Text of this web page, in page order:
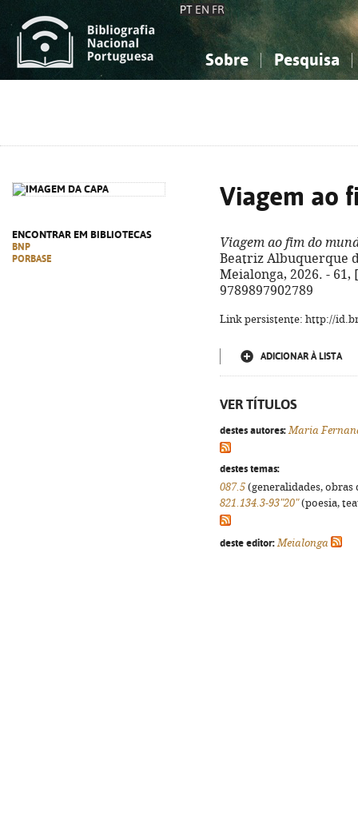
PT EN FR
Sobre Pesquisa
ENCONTRAR EM BIBLIOTECAS
BNP
PORBASE
Viagem ao
Viagem ao fim do
Beatriz Albuquerque
Meialonga, 2026. - 61,
9789897902789
Link persistente: http://
ADICIONAR À LISTA
VER TÍTULOS
destes autores: Maria
destes temas:
087.5 (generalidades,
821.134.3-93"20"(poesia,
deste editor: Meialonga